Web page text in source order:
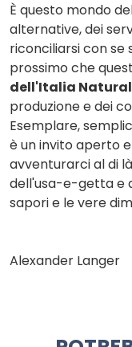
È questo mondo
alternative, dei
riconciliarsi con se
prossimo che
dell'Italia
produzione e dei
Esemplare,
è un invito aperto
avventurarci al di
dell'usa-e-getta e
sapori e le vere
Alexander Langer